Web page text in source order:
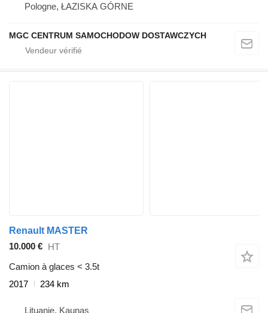
Pologne, ŁAZISKA GÓRNE
MGC CENTRUM SAMOCHODOW DOSTAWCZYCH
Renault MASTER
10.000 € HT
Camion à glaces < 3.5t
2017
234 km
Lituanie, Kaunas